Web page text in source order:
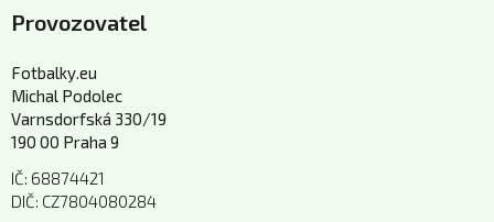
Provozovatel
Fotbalky.eu
Michal Podolec
Varnsdorfská 330/19
190 00 Praha 9
IČ: 68874421
DIČ: CZ7804080284